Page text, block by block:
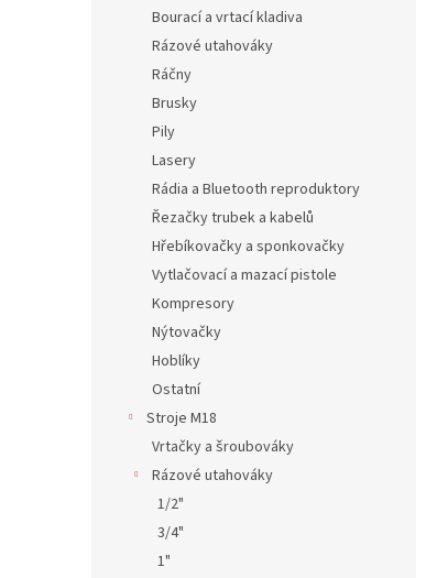
Bourací a vrtací kladiva
Rázové utahováky
Ráčny
Brusky
Pily
Lasery
Rádia a Bluetooth reproduktory
Řezačky trubek a kabelů
Hřebíkovačky a sponkovačky
Vytlačovací a mazací pistole
Kompresory
Nýtovačky
Hoblíky
Ostatní
Stroje M18
Vrtačky a šroubováky
Rázové utahováky
1/2"
3/4"
1"